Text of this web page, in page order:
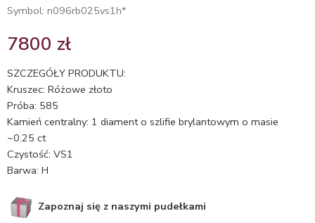
Symbol: n096rb025vs1h*
7800 zł
SZCZEGÓŁY PRODUKTU:
Kruszec: Różowe złoto
Próba: 585
Kamień centralny: 1 diament o szlifie brylantowym o masie
~0.25 ct
Czystość: VS1
Barwa: H
Zapoznaj się z naszymi pudełkami